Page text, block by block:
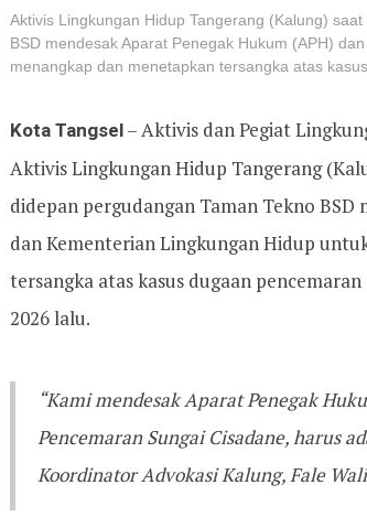
Aktivis Lingkungan Hidup Tangerang (Kalung)
BSD mendesak Aparat Penegak Hukum (APH)
menangkap dan menetapkan tersangka atas
Kota Tangsel– Aktivis dan Pegiat
Aktivis Lingkungan Hidup Tangerang
didepan pergudangan Taman Tekno
dan Kementerian Lingkungan Hidup
tersangka atas kasus dugaan
2026 lalu.
“Kami mendesak Aparat Penegak
Pencemaran Sungai Cisadane, harus
Koordinator Advokasi Kalung, Fale